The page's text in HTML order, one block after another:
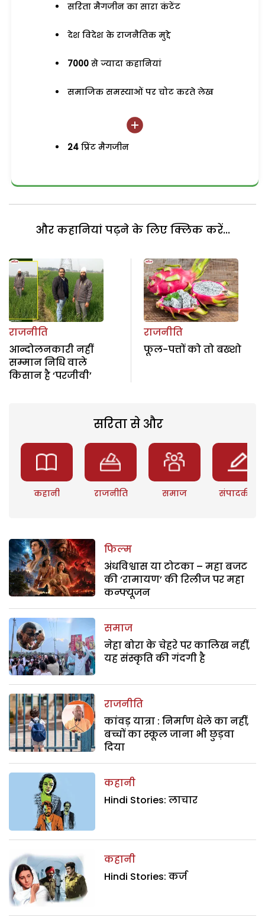
सरिता मैगजीन का सारा कंटेंट
देश विदेश के राजनैतिक मुद्दे
7000 से ज्यादा कहानियां
समाजिक समस्याओं पर चोट करते लेख
24 प्रिंट मैगजीन
और कहानियां पढ़ने के लिए क्लिक करें...
राजनीति
आन्दोलनकारी नहीं
सम्मान निधि वाले
किसान है ‘परजीवी’
राजनीति
फूल-पत्तों को तो बख्शो
सरिता से और
कहानी राजनीति समाज संपादकीय
फिल्म
अंधविश्वास या टोटका – महा बजट
की ‘रामायण’ की रिलीज पर महा
कन्फ्यूजन
समाज
नेहा बोरा के चेहरे पर कालिख नहीं,
यह संस्कृति की गंदगी है
राजनीति
कांवड़ यात्रा : निर्माण धेले का नहीं,
बच्चों का स्कूल जाना भी छुड़वा
दिया
कहानी
Hindi Stories: लाचार
कहानी
Hindi Stories: कर्ज